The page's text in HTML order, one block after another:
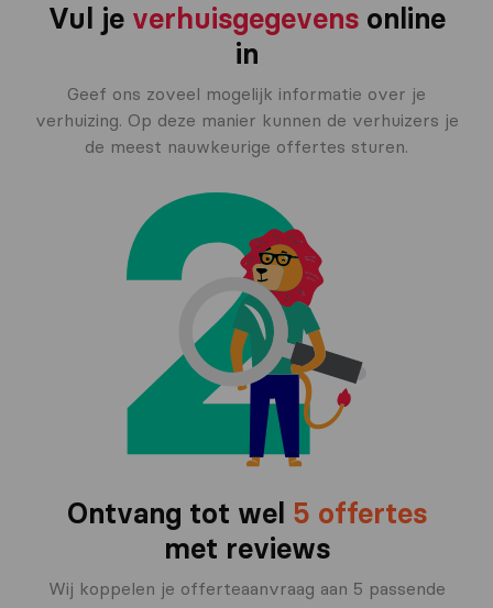
Vul je verhuisgegevensonline
in
Geef ons zoveel mogelijk informatie over je
verhuizing. Op deze manier kunnen de verhuizers je
de meest nauwkeurige offertes sturen.
Ontvang tot wel 5 offertes
met reviews
Wij koppelen je offerteaanvraag aan 5 passende